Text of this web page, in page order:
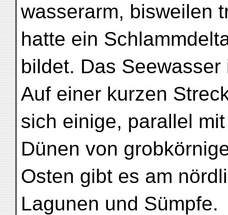
wasserarm, bisweilen
hatte ein
bildet. Das
Auf einer kurzen
sich einige, parallel
Dünen von
Osten gibt es am
Lagunen und Sümpfe.